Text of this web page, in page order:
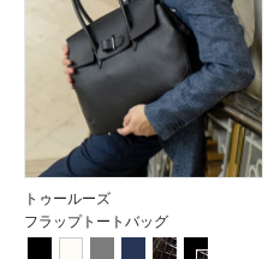
トゥールーズ
フラップトートバッグ